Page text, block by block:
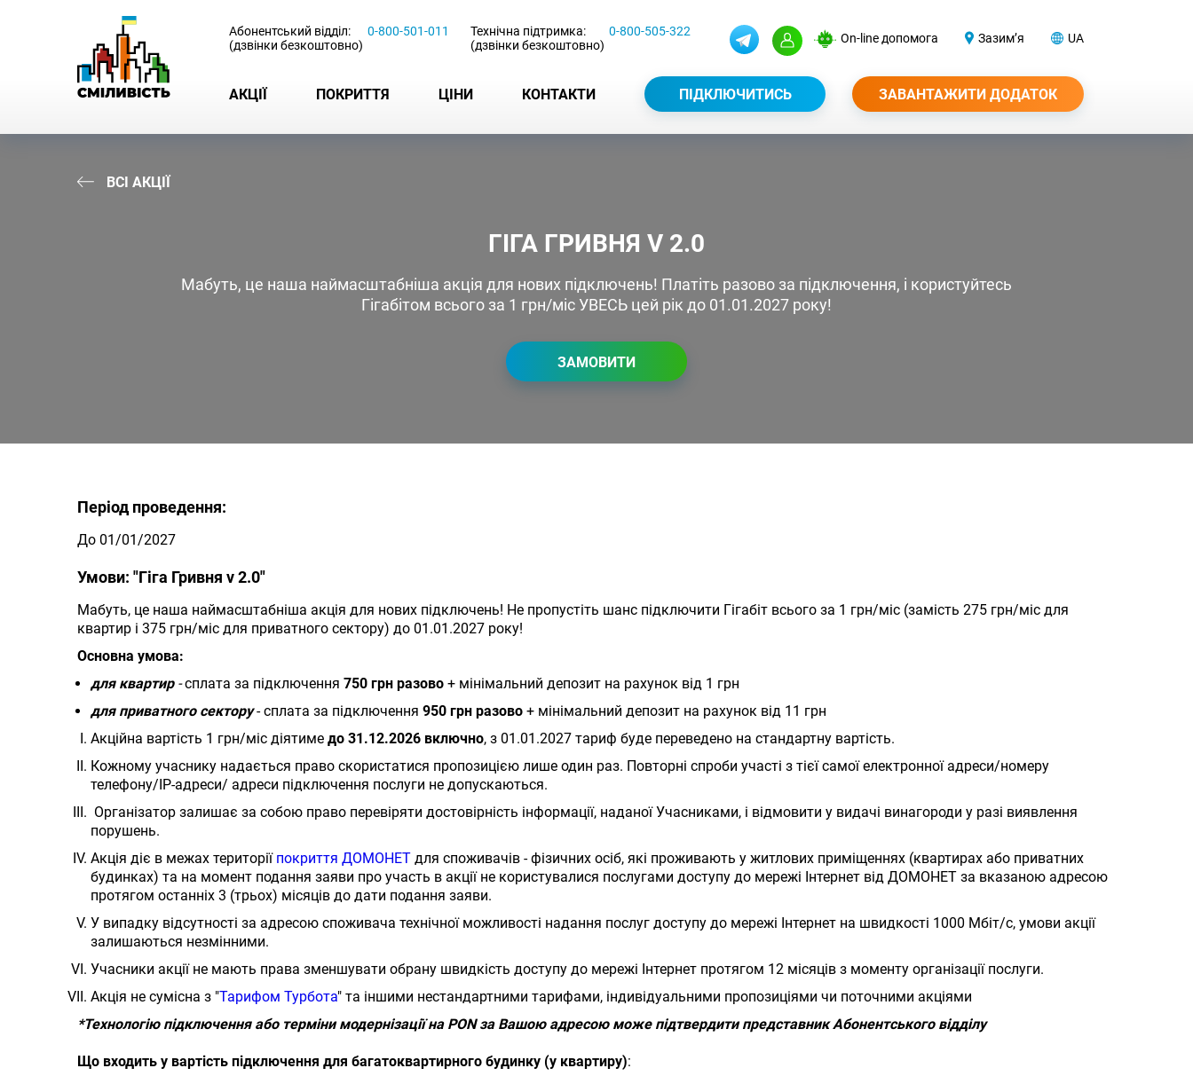
Абонентський відділ:
(дзвінки безкоштовно)
0-800-501-011
Технічна підтримка:
(дзвінки безкоштовно)
0-800-505-322 On-line допомога Зазим’я UA
АКЦІЇ ПОКРИТТЯ ЦІНИ КОНТАКТИ ПІДКЛЮЧИТИСЬ ЗАВАНТАЖИТИ ДОДАТОК
ВСІ АКЦІЇ
ГІГА ГРИВНЯ V 2.0
Мабуть, це наша наймасштабніша акція для нових підключень! Платіть разово за підключення, і користуйтесь
Гігабітом всього за 1 грн/міс УВЕСЬ цей рік до 01.01.2027 року!
ЗАМОВИТИ
Період проведення:
До 01/01/2027
Умови: "Гіга Гривня v 2.0"
Мабуть, це наша наймасштабніша акція для нових підключень! Не пропустіть шанс підключити Гігабіт всього за 1 грн/міс (замість 275 грн/міс для
квартир і 375 грн/міс для приватного сектору) до 01.01.2027 року!
Основна умова:
для квартир -сплата за підключення 750 грн разово + мінімальний депозит на рахунок від 1 грн
для приватного сектору- сплата за підключення 950 грн разово + мінімальний депозит на рахунок від 11 грн
Акційна вартість 1 грн/міс діятиме до 31.12.2026 включно, з 01.01.2027 тариф буде переведено на стандартну вартість.
Кожному учаснику надається право скористатися пропозицією лише один раз. Повторні спроби участі з тієї самої електронної адреси/номеру
телефону/IP-адреси/ адреси підключення послуги не допускаються.
Організатор залишає за собою право перевіряти достовірність інформації, наданої Учасниками, і відмовити у видачі винагороди у разі виявлення
порушень.
Акція діє в межах території покриття ДОМОНЕТ для споживачів - фізичних осіб, які проживають у житлових приміщеннях (квартирах або приватних
будинках) та на момент подання заяви про участь в акції не користувалися послугами доступу до мережі Інтернет від ДОМОНЕТ за вказаною адресою
протягом останніх 3 (трьох) місяців до дати подання заяви.
У випадку відсутності за адресою споживача технічної можливості надання послуг доступу до мережі Інтернет на швидкості 1000 Мбіт/с, умови акції
залишаються незмінними.
Учасники акції не мають права зменшувати обрану швидкість доступу до мережі Інтернет протягом 12 місяців з моменту організації послуги.
Акція не сумісна з "Тарифом Турбота" та іншими нестандартними тарифами, індивідуальними пропозиціями чи поточними акціями
*Технологію підключення або терміни модернізації на PON за Вашою адресою може підтвердити представник Абонентського відділу
Що входить у вартість підключення для багатоквартирного будинку (у квартиру)​​​​​​: